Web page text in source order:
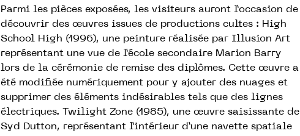
Parmi les pièces exposées, les visiteurs auront l’occasion de
découvrir des œuvres issues de productions cultes : High
School High (1996), une peinture réalisée par Illusion Art
représentant une vue de l’école secondaire Marion Barry
lors de la cérémonie de remise des diplômes. Cette œuvre a
été modifiée numériquement pour y ajouter des nuages et
supprimer des éléments indésirables tels que des lignes
électriques. Twilight Zone (1985), une œuvre saisissante de
Syd Dutton, représentant l’intérieur d’une navette spatiale